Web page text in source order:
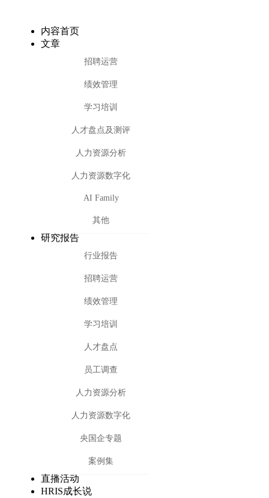
内容首页
文章
招聘运营
绩效管理
学习培训
人才盘点及测评
人力资源分析
人力资源数字化
AI Family
其他
研究报告
行业报告
招聘运营
绩效管理
学习培训
人才盘点
员工调查
人力资源分析
人力资源数字化
央国企专题
案例集
直播活动
HRIS成长说